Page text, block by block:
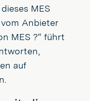
MES
Anbieter
MES ?“ führt
auf